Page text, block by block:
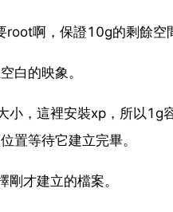
啊，保證10g的剩餘空
白的映象。
小，這裡安裝xp，所以1g
置等待它建立完畢。
才建立的檔案。